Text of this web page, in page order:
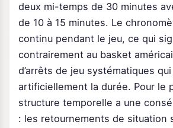
deux mi-temps de 30 minutes
de 10 à 15 minutes. Le
continu pendant le jeu, ce qui
contrairement au basket
d’arrêts de jeu systématiques
artificiellement la durée. Pour le
structure temporelle a une
: les retournements de situation